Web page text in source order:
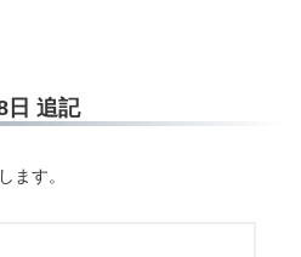
日 追記
ます。